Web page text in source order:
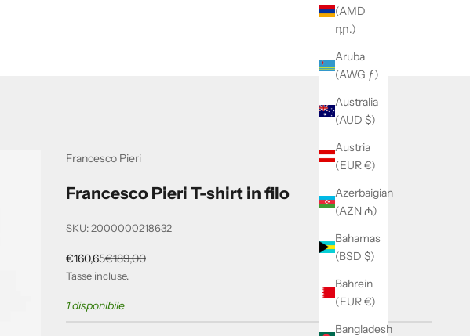
(AMD
դր.)
Aruba
(AWG ƒ)
Australia
(AUD $)
Austria
(EUR €)
Azerbaigian
(AZN ₼)
Bahamas
(BSD $)
Bahrein
(EUR €)
Bangladesh
Francesco Pieri
Francesco Pieri T-shirt in filo
SKU: 2000000218632
Prezzo scontato
€160,65Prezzo
€189,00
Tasse incluse.
1 disponibile